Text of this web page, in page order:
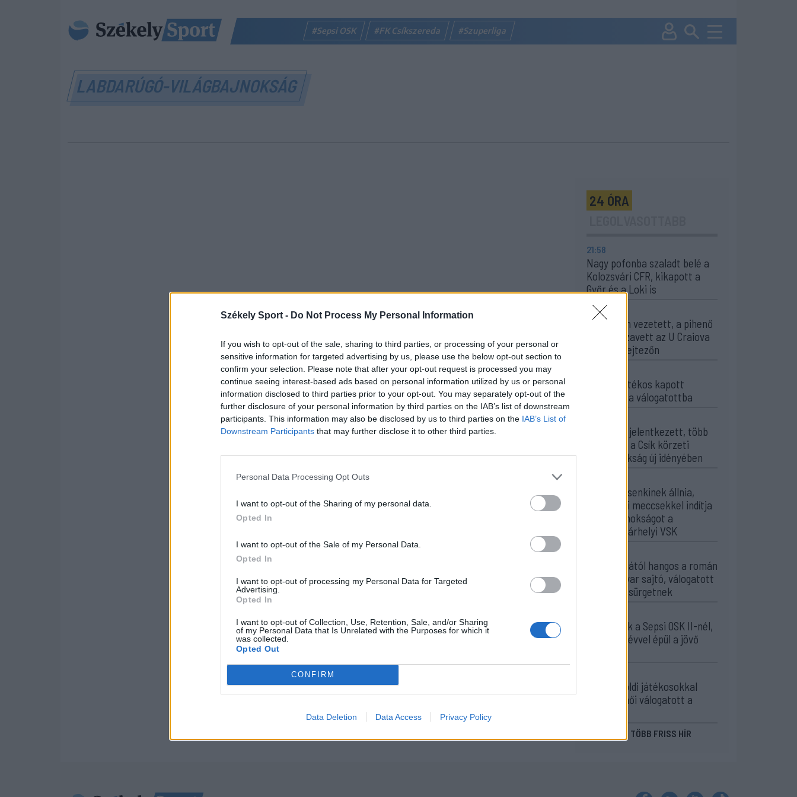
Székely Sport - Do Not Process My Personal Information
If you wish to opt-out of the sale, sharing to third parties, or processing of your personal or
sensitive information for targeted advertising by us, please use the below opt-out section to
confirm your selection. Please note that after your opt-out request is processed you may
continue seeing interest-based ads based on personal information utilized by us or personal
information disclosed to third parties prior to your opt-out. You may separately opt-out of the
further disclosure of your personal information by third parties on the IAB’s list of downstream
participants. This information may also be disclosed by us to third parties on the IAB’s List of
Downstream Participants that may further disclose it to other third parties.
Personal Data Processing Opt Outs
I want to opt-out of the Sharing of my personal data.
Opted In
I want to opt-out of the Sale of my Personal Data.
Opted In
I want to opt-out of processing my Personal Data for Targeted
Advertising.
Opted In
I want to opt-out of Collection, Use, Retention, Sale, and/or Sharing
of my Personal Data that Is Unrelated with the Purposes for which it
was collected.
Opted Out
CONFIRM
Data Deletion Data Access Privacy Policy
#Sepsi OSK #FK Csíkszereda #Szuperliga
LABDARÚGÓ-VILÁGBAJNOKSÁG
24 ÓRA
21:58
Nagy pofonba szaladt belé a
Kolozsvári CFR, kikapott a
Győr és a Loki is
20:17
Idegenben vezetett, a pihenő
után visszavett az U Craiova
az EL-selejtezőn
Két FK-játékos kapott
meghívót a válogatottba
Egy újonc jelentkezett, több
átsorolás a Csík körzeti
focibajnokság új idényében
Nem kell senkinek állnia,
idegenbeli meccsekkel indítja
a kézibajnokságot a
Marosvásárhelyi VSK
Corbu góljától hangos a román
és a magyar sajtó, válogatott
meghívót sürgetnek
Új korszak a Sepsi OSK II-nél,
fiatalos hévvel épül a jövő
Székelyföldi játékosokkal
készül a női válogatott a
MÉG TÖBB FRISS HÍR